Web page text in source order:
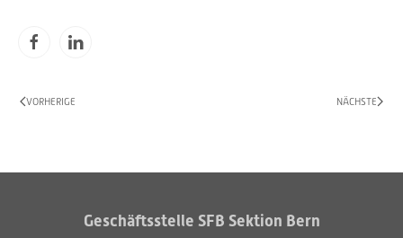
VORHERIGE NÄCHSTE
Geschäftsstelle SFB Sektion Bern